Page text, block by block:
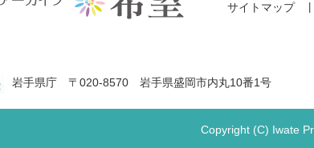
サイトマップ
岩手県庁 〒020-8570 岩手県盛岡市内丸10番1号
Copyright (C) Iwate